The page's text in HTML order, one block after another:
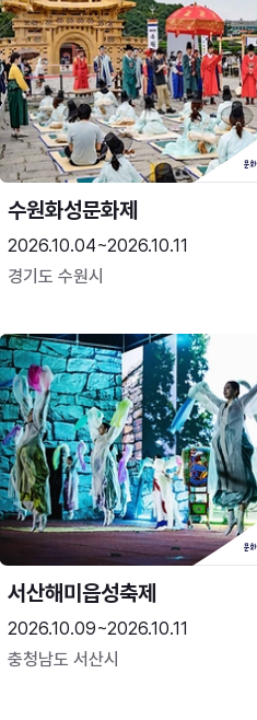
수원화성문화제
2026.10.04~2026.10.11
경기도 수원시
서산해미읍성축제
2026.10.09~2026.10.11
충청남도 서산시